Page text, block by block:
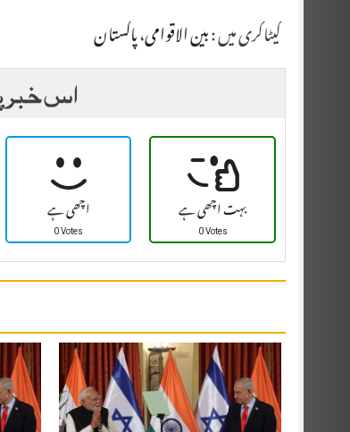
کیٹاگری میں :بین الاقوامی،پاکستان
اس خبر
اچھی ہے
0 Votes بہت اچھی ہے
0 Votes